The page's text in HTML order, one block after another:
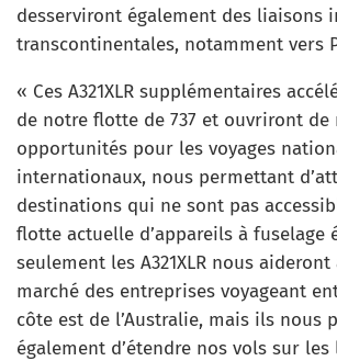
desserviront également des liaisons
transcontinentales, notamment vers
« Ces A321XLR supplémentaires
de notre flotte de 737 et ouvriront de
opportunités pour les voyages
internationaux, nous permettant
destinations qui ne sont pas
flotte actuelle d’appareils à fuselage
seulement les A321XLR nous
marché des entreprises voyageant
côte est de l’Australie, mais ils nous
également d’étendre nos vols sur